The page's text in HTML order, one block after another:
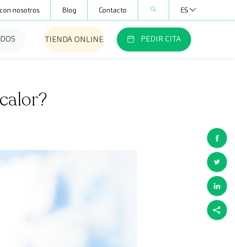
nosotros Blog Contacto ES
TIENDA ONLINE PEDIR CITA